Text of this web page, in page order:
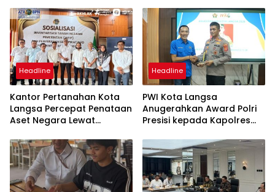
Headline
Kantor Pertanahan Kota
Langsa Percepat Penataan
Aset Negara Lewat
Headline
PWI Kota Langsa
Anugerahkan Award Polri
Presisi kepada Kapolres